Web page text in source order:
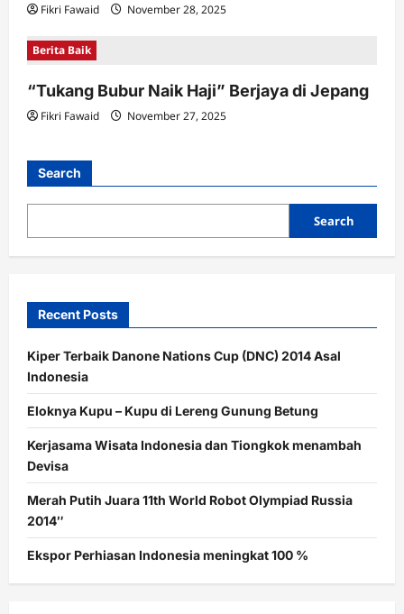
Fikri Fawaid November 28, 2025
Berita Baik
“Tukang Bubur Naik Haji” Berjaya di Jepang
Fikri Fawaid November 27, 2025
Search
Search
Recent Posts
Kiper Terbaik Danone Nations Cup (DNC) 2014 Asal
Indonesia
Eloknya Kupu – Kupu di Lereng Gunung Betung
Kerjasama Wisata Indonesia dan Tiongkok menambah
Devisa
Merah Putih Juara 11th World Robot Olympiad Russia
2014″
Ekspor Perhiasan Indonesia meningkat 100 %